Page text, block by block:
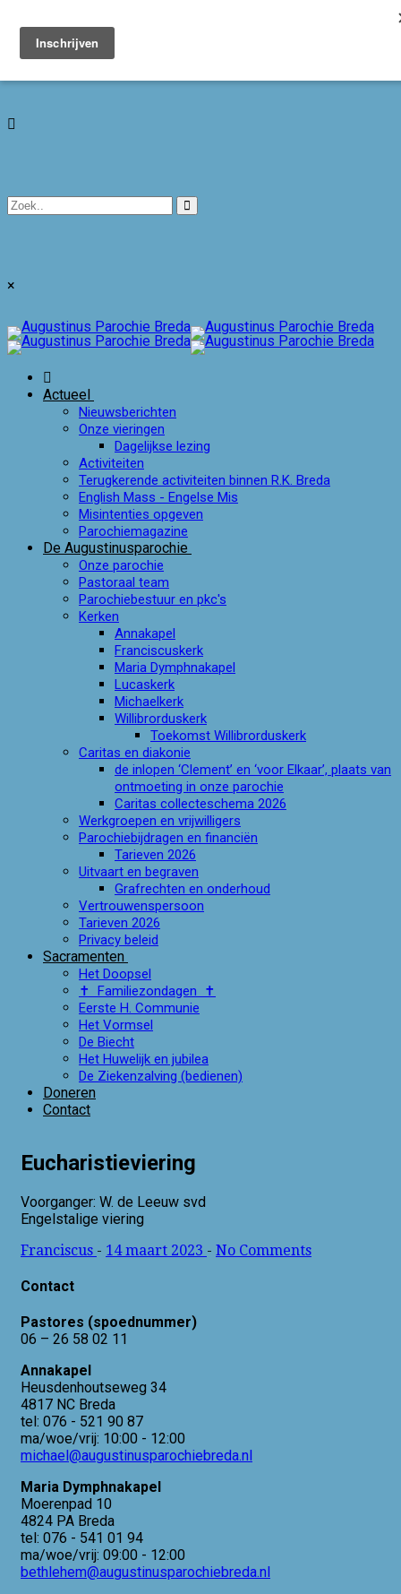
Toggle navigation
×
Actueel
Nieuwsberichten
Onze vieringen
Dagelijkse lezing
Activiteiten
Terugkerende activiteiten binnen R.K. Breda
English Mass - Engelse Mis
Misintenties opgeven
Parochiemagazine
De Augustinusparochie
Onze parochie
Pastoraal team
Parochiebestuur en pkc's
Kerken
Annakapel
Franciscuskerk
Maria Dymphnakapel
Lucaskerk
Michaelkerk
Willibrorduskerk
Toekomst Willibrorduskerk
Caritas en diakonie
de inlopen ‘Clement’ en ‘voor Elkaar’, plaats van
ontmoeting in onze parochie
Caritas collecteschema 2026
Werkgroepen en vrijwilligers
Parochiebijdragen en financiën
Tarieven 2026
Uitvaart en begraven
Grafrechten en onderhoud
Vertrouwenspersoon
Tarieven 2026
Privacy beleid
Sacramenten
Het Doopsel
✝ Familiezondagen ✝
Eerste H. Communie
Het Vormsel
De Biecht
Het Huwelijk en jubilea
De Ziekenzalving (bedienen)
Doneren
Contact
Eucharistieviering
Voorganger: W. de Leeuw svd
Engelstalige viering
Franciscus - 14 maart 2023 - No Comments
Contact
Pastores (spoednummer)
06 – 26 58 02 11
Annakapel
Heusdenhoutseweg 34
4817 NC Breda
tel: 076 - 521 90 87
ma/woe/vrij: 10:00 - 12:00
michael@augustinusparochiebreda.nl
Maria Dymphnakapel
Moerenpad 10
4824 PA Breda
tel: 076 - 541 01 94
ma/woe/vrij: 09:00 - 12:00
bethlehem@augustinusparochiebreda.nl